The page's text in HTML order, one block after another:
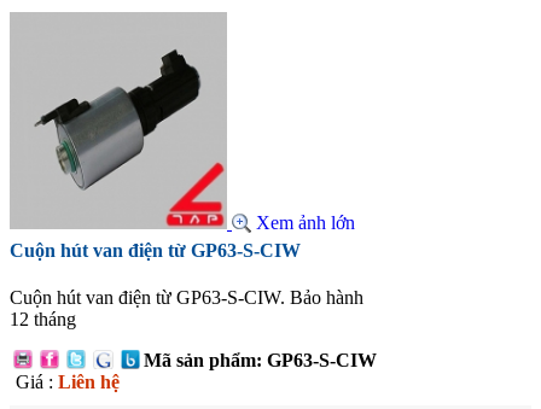
Xem ảnh lớn
Cuộn hút van điện từ GP63-S-CIW
Cuộn hút van điện từ GP63-S-CIW. Bảo hành
12 tháng
Mã sản phẩm: GP63-S-CIW
Giá : Liên hệ